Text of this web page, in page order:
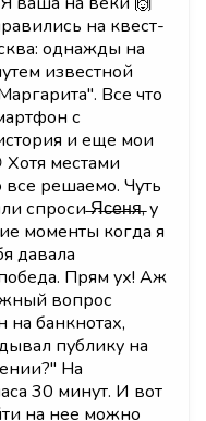
на квест-
однажды на
известной
Все что
с
и еще мои
местами
решаемо. Чуть
спроси ̶Я̶с̶е̶н̶я̶, у
моменты когда я
давала
Прям ух! Аж
вопрос
на банкнотах,
публику на
На
30 минут. И вот
на нее можно